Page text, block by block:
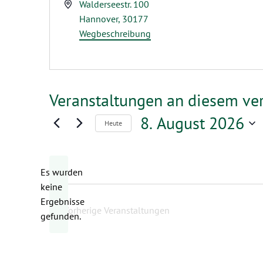
AdresseWalderseestr. 100
Hannover, 30177
Wegbeschreibung
Veranstaltungen an diesem
Hinweis
Es wurden
keine
Ergebnisse
gefunden.
Heute 8. August 2026
Vorherige Veranstaltungen